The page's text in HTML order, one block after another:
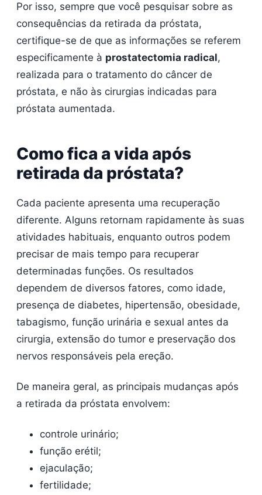
Por isso, sempre que você pesquisar sobre as
consequências da retirada da próstata,
certifique-se de que as informações se referem
especificamente à prostatectomia radical,
realizada para o tratamento do câncer de
próstata, e não às cirurgias indicadas para
próstata aumentada.
Como fica a vida após
retirada da próstata?
Cada paciente apresenta uma recuperação
diferente. Alguns retornam rapidamente às suas
atividades habituais, enquanto outros podem
precisar de mais tempo para recuperar
determinadas funções. Os resultados
dependem de diversos fatores, como idade,
presença de diabetes, hipertensão, obesidade,
tabagismo, função urinária e sexual antes da
cirurgia, extensão do tumor e preservação dos
nervos responsáveis pela ereção.
De maneira geral, as principais mudanças após
a retirada da próstata envolvem:
controle urinário;
função erétil;
ejaculação;
fertilidade;